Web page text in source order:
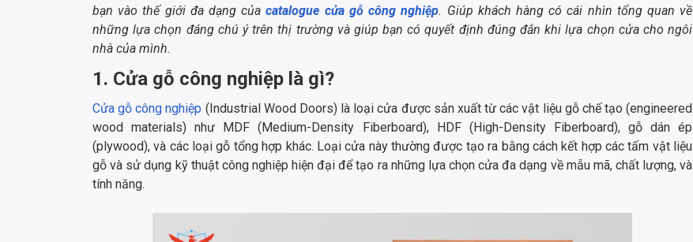
bạn vào thế giới đa dạng củacatalogue cửa gỗ công nghiệp. Giúp khách hàng có cái nhìn tổng quan về
những lựa chọn đáng chú ý trên thị trường và giúp bạn có quyết định đúng đắn khi lựa chọn cửa cho ngôi
nhà của mình.
1. Cửa gỗ công nghiệp là gì?
Cửa gỗ công nghiệp (Industrial Wood Doors) là loại cửa được sản xuất từ các vật liệu gỗ chế tạo (engineered
wood materials) như MDF (Medium-Density Fiberboard), HDF (High-Density Fiberboard), gỗ dán ép
(plywood), và các loại gỗ tổng hợp khác. Loại cửa này thường được tạo ra bằng cách kết hợp các tấm vật liệu
gỗ và sử dụng kỹ thuật công nghiệp hiện đại để tạo ra những lựa chọn cửa đa dạng về mẫu mã, chất lượng, và
tính năng.